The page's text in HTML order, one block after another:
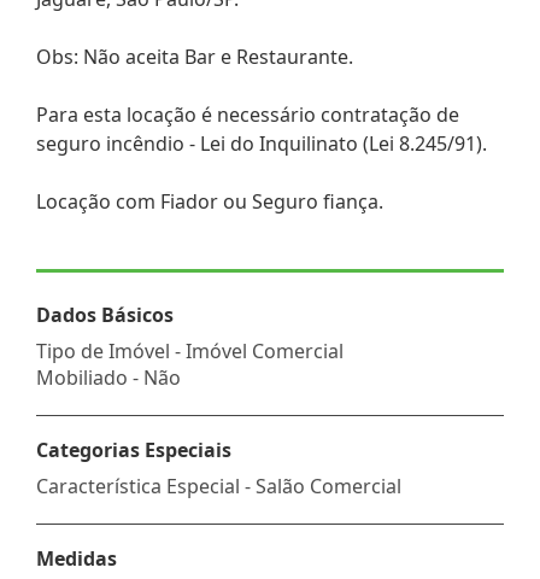
Obs: Não aceita Bar e Restaurante.
Para esta locação é necessário contratação de
seguro incêndio - Lei do Inquilinato (Lei 8.245/91).
Locação com Fiador ou Seguro fiança.
Dados Básicos
Tipo de Imóvel - Imóvel Comercial
Mobiliado - Não
Categorias Especiais
Característica Especial - Salão Comercial
Medidas